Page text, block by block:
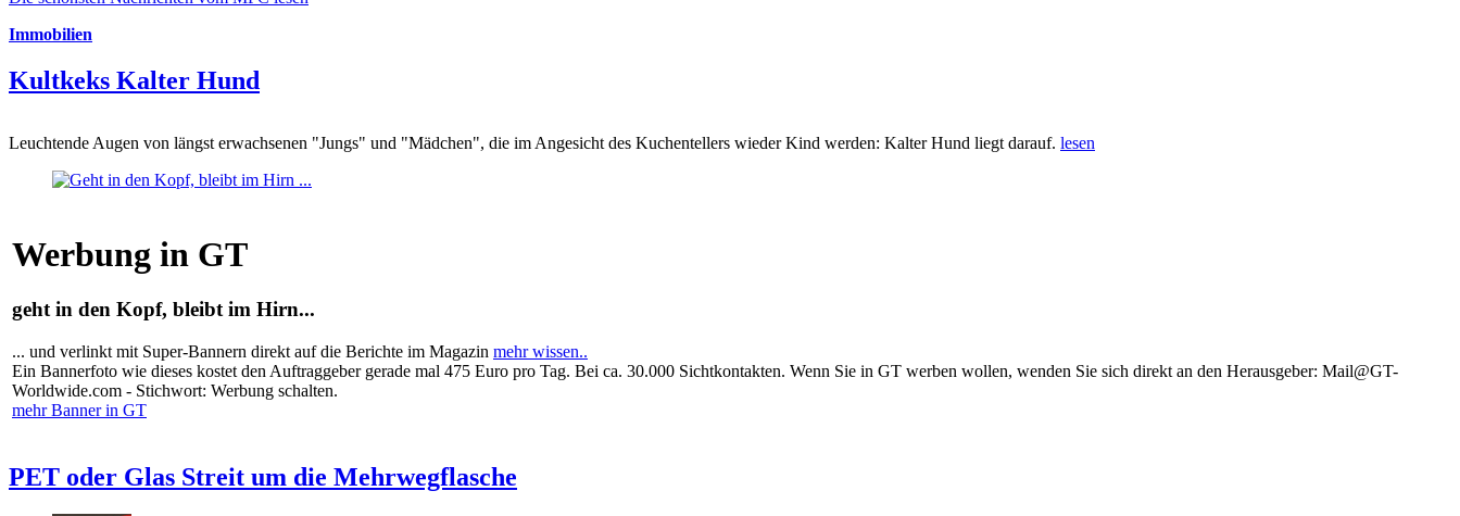
Immobilien
Kultkeks Kalter Hund
Leuchtende Augen von längst erwachsenen "Jungs" und "Mädchen", die im Angesicht des Kuchentellers wieder Kind werden: Kalter Hund liegt darauf. lesen
Werbung in GT
geht in den Kopf, bleibt im Hirn...
... und verlinkt mit Super-Bannern direkt auf die Berichte im Magazin mehr wissen..
Ein Bannerfoto wie dieses kostet den Auftraggeber gerade mal 475 Euro pro Tag. Bei ca. 30.000 Sichtkontakten. Wenn Sie in GT werben wollen, wenden Sie sich direkt an den Herausgeber: Mail@GT-
Worldwide.com - Stichwort: Werbung schalten.
mehr Banner in GT
PET oder Glas Streit um die Mehrwegflasche